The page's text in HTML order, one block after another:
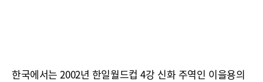
한국에서는 2002년 한일월드컵 4강 신화 주역인 이을용의